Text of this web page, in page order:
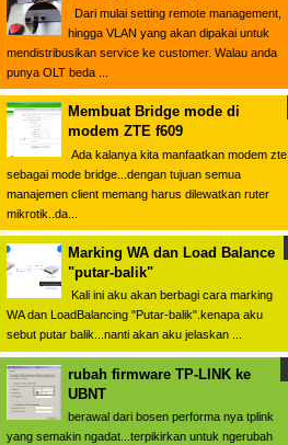
Dari mulai setting remote management,
hingga VLAN yang akan dipakai untuk
mendistribusikan service ke customer. Walau anda
punya OLT beda ...
Membuat Bridge mode di
modem ZTE f609
Ada kalanya kita manfaatkan modem zte
sebagai mode bridge...dengan tujuan semua
manajemen client memang harus dilewatkan ruter
mikrotik..da...
Marking WA dan Load Balance
"putar-balik"
Kali ini aku akan berbagi cara marking
WA dan LoadBalancing "Putar-balik".kenapa aku
sebut putar balik...nanti akan aku jelaskan ...
rubah firmware TP-LINK ke
UBNT
berawal dari bosen performa nya tplink
yang semakin ngadat...terpikirkan untuk ngerubah